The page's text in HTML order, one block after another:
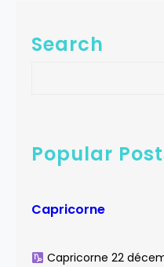
Search
c
hPopular
Capricorne
Capricorne 22